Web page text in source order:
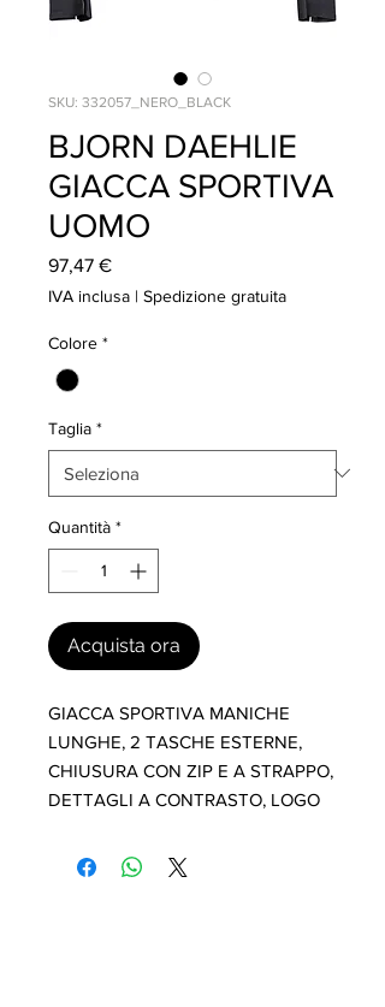
SKU: 332057_NERO_BLACK
BJORN DAEHLIE
GIACCA SPORTIVA
UOMO
97,47 €Prezzo
IVA inclusa | Spedizione gratuita
Colore *
Taglia *
Quantità *
Acquista ora
GIACCA SPORTIVA MANICHE
LUNGHE, 2 TASCHE ESTERNE,
CHIUSURA CON ZIP E A STRAPPO,
DETTAGLI A CONTRASTO, LOGO